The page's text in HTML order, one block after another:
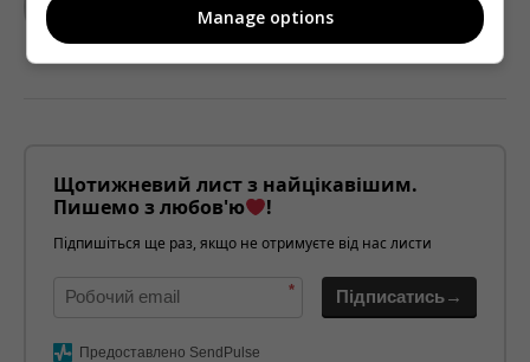
Щотижневий лист з найцікавішим.
Пишемо з любов'ю
!
Підпишіться ще раз, якщо не отримуєте від нас листи
* Підписатись→
Предоставлено SendPulse
Manage options